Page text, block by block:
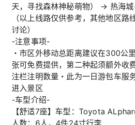
天，寻找森林神秘萌物） → 热海
（以上线路仅供参考，其他地区路
讨论）
-注意事项-
・市区外移动总距离建议在300公
张可免费提供，第二种起须额外收
注栏注明数量・此为一日游包车服
进入景区
-车型介绍-
【舒适7座】车型：Toyota
人数：6人，4件24寸行李